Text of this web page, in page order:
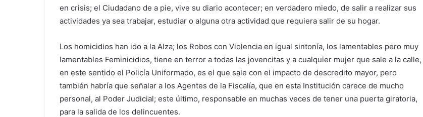
en crisis; el Ciudadano de a pie, vive su diario acontecer; en verdadero miedo, de salir a realizar sus
actividades ya sea trabajar, estudiar o alguna otra actividad que requiera salir de su hogar.
Los homicidios han ido a la Alza; los Robos con Violencia en igual sintonía, los lamentables pero muy
lamentables Feminicidios, tiene en terror a todas las jovencitas y a cualquier mujer que sale a la calle,
en este sentido el Policía Uniformado, es el que sale con el impacto de descredito mayor, pero
también habría que señalar a los Agentes de la Fiscalía, que en esta Institución carece de mucho
personal, al Poder Judicial; este último, responsable en muchas veces de tener una puerta giratoria,
para la salida de los delincuentes.